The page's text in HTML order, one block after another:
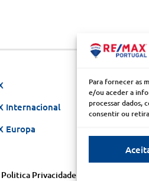
Para fornecer as
e/ou aceder a
processar dados,
consentir ou
Internacional
Europa
Seja um
Politica Privacidade